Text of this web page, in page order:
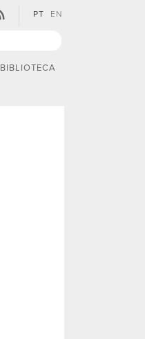
PT EN
BIBLIOTECA